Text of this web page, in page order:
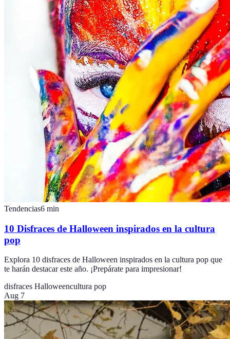
Tendencias6 min
10 Disfraces de Halloween inspirados en la cultura
pop
Explora 10 disfraces de Halloween inspirados en la cultura pop que
te harán destacar este año. ¡Prepárate para impresionar!
disfraces Halloweencultura pop
Aug 7